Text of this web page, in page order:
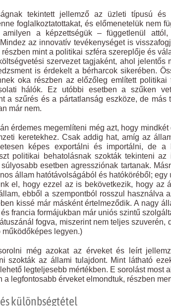
tekintett jellemző az üzleti típusú
foglalkoztatottakat, és előmenetelük nem
amilyen a képzettségük – függetlenül
az innovatív tevékenységet is
mint a politikai szféra szereplője és
szervezet tagjaként, ahol
is érdekelt a bérharcok sikerében.
oka részben az előzőleg említett
hálók. Ez utóbbi esetben a szűken
a szűrés és a pártatlanság eszköze, de
már nem.
érdemes megemlíteni még azt, hogy
keretekhez. Csak addig hat, amíg az
képes exportálni és importálni, de
politikai behatolásnak szokták tekinteni
esetben agressziónak tartanak.
állam hatótávolságából és hatóköréből;
el, hogy ezzel az is bekövetkezik, hogy az
ebből a szempontból rosszul használva
kissé már másként értelmeződik. A nagy
francia formájukban már uniós szintű
fogva, miszerint nem teljes
működőképes legyen.)
még azokat az érveket és leírt
szokták az állami tulajdont. Mint látható
legteljesebb mértékben. E sorolást most
a legfontosabb érveket elmondtuk, részben
különbségtétel